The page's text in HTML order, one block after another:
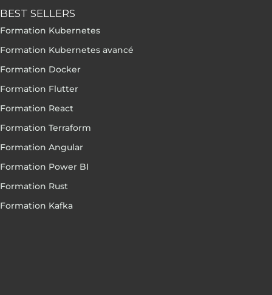
BEST SELLERS
Formation Kubernetes
Formation Kubernetes avancé
Formation Docker
Formation Flutter
Formation React
Formation Terraform
Formation Angular
Formation Power BI
Formation Rust
Formation Kafka